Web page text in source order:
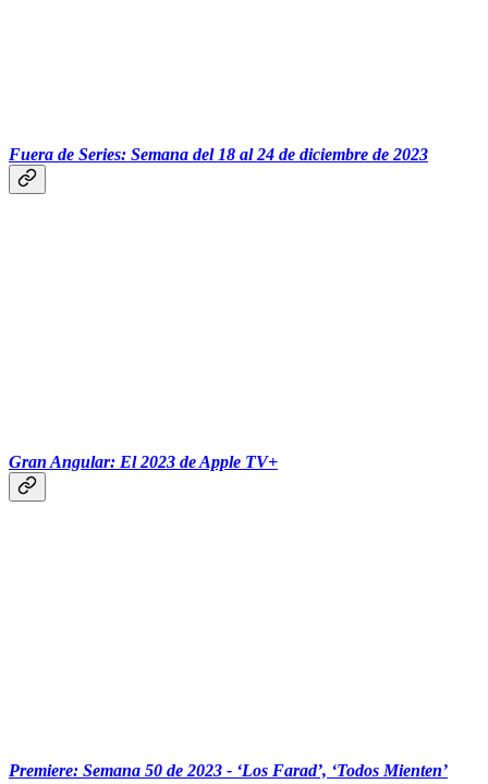
Fuera de Series: Semana del 18 al 24 de diciembre de 2023
Gran Angular: El 2023 de Apple TV+
Premiere: Semana 50 de 2023 - ‘Los Farad’, ‘Todos Mienten’